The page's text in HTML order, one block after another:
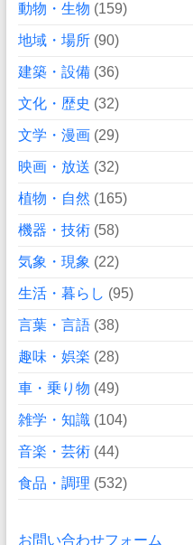
動物・生物 (159)
地域・場所(90)
建築・設備(36)
文化・歴史 (32)
文学・漫画 (29)
映画・放送 (32)
植物・自然 (165)
機器・技術(58)
気象・現象 (22)
生活・暮らし (95)
言葉・言語(38)
趣味・娯楽 (28)
車・乗り物 (49)
雑学・知識(104)
音楽・芸術(44)
食品・調理 (532)
お問い合わせフォーム